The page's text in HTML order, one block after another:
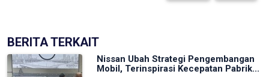
BERITA TERKAIT
Nissan Ubah Strategi Pengembangan
Mobil, Terinspirasi Kecepatan Pabrik...